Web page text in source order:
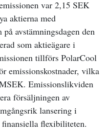
var 2,15 SEK
aktierna med
avstämningsdagen den
som aktieägare i
tillförs PolarCool
emissionskostnader, vilka
Emissionslikviden
försäljningen av
lansering i
flexibiliteten.